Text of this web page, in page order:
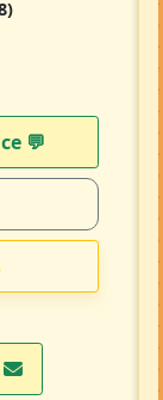
💬​
X